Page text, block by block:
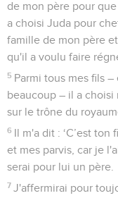
de mon père pour
a choisi Juda pour
famille de mon père
qu'il a voulu faire
5 Parmi tous mes fils
beaucoup – il a choisi
sur le trône du
6 Il m'a dit : ‘C’est
et mes parvis, car je
serai pour lui un père.
7 J'affermirai pour